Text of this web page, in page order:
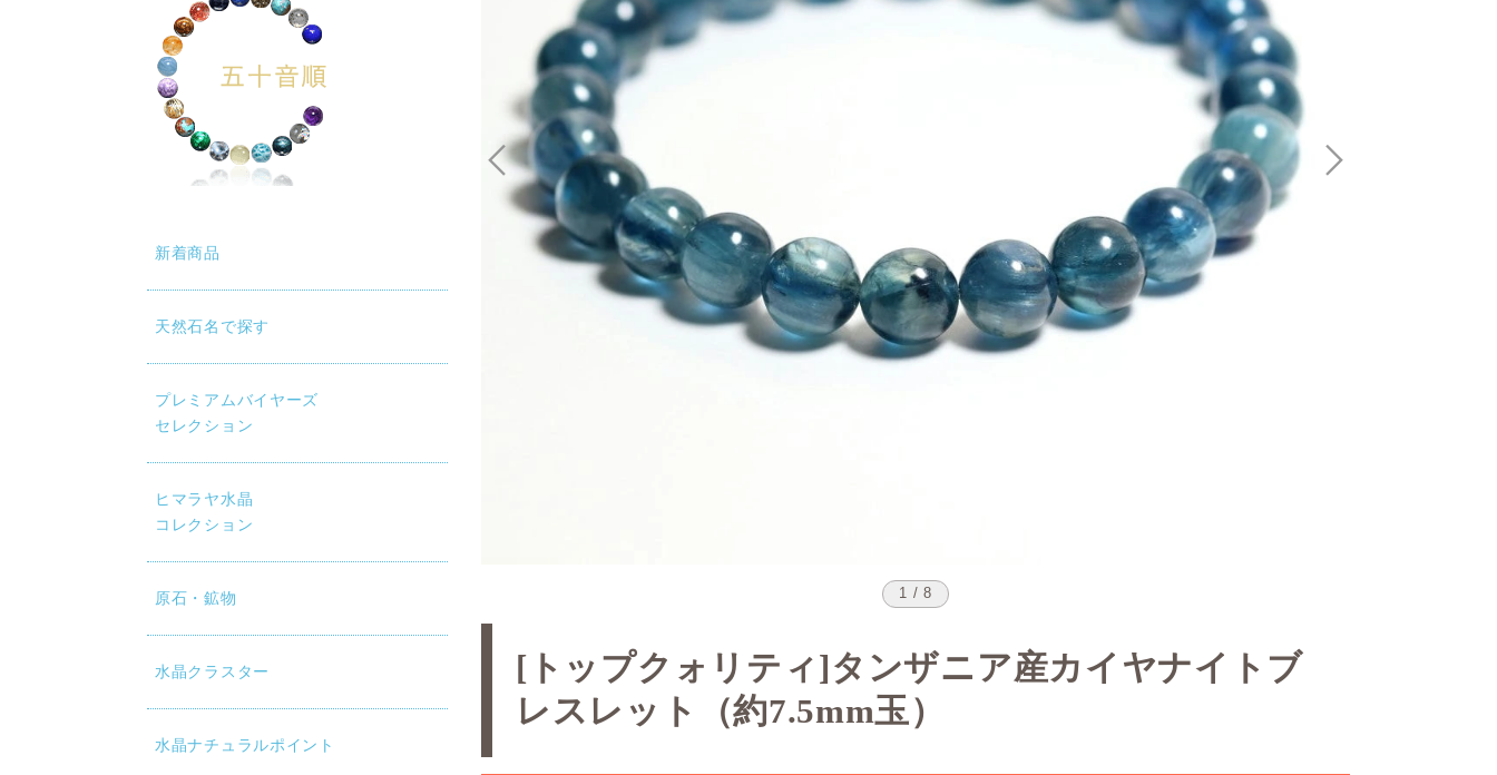
新着商品
天然石名で探す
プレミアムバイヤーズ
セレクション
ヒマラヤ水晶
コレクション
原石・鉱物
水晶クラスター
水晶ナチュラルポイント
1 / 8
[トップクォリティ]タンザニア産カイヤナイトブ
レスレット（約7.5mm玉）